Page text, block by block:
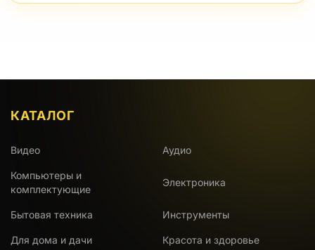
КАТАЛОГ
Видео Аудио
Компьютеры и
комплектующие
Электроника
Бытовая техника Инструменты
Для дома и дачи Красота и здоровье